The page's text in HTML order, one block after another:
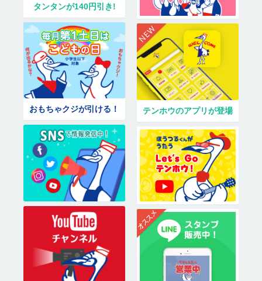
タンタンが140円引き!
おもちゃクジが引ける！ テンホウのアプリが登場